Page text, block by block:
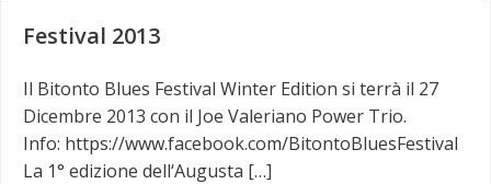
Festival 2013
Il Bitonto Blues Festival Winter Edition si terrà il 27
Dicembre 2013 con il Joe Valeriano Power Trio.
Info: https://www.facebook.com/BitontoBluesFestival
La 1° edizione dell‘Augusta […]